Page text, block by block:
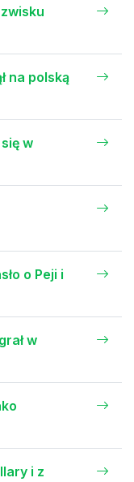
na polską
w
o Peji i
w
i z